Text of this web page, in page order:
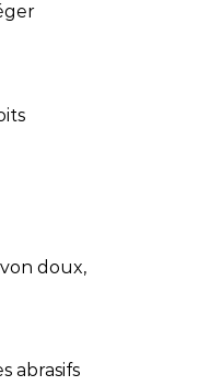
doux,
abrasifs